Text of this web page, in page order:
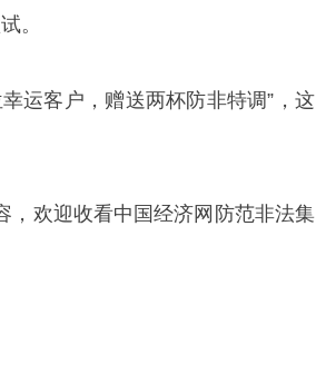
。
运客户，赠送两杯防非特调”，这
，欢迎收看中国经济网防范非法集